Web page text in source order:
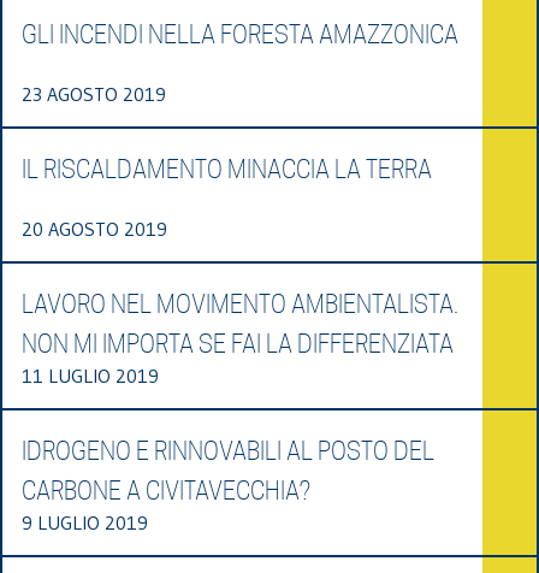
GLI INCENDI NELLA FORESTA AMAZZONICA
23 AGOSTO 2019
IL RISCALDAMENTO MINACCIA LA TERRA
20 AGOSTO 2019
LAVORO NEL MOVIMENTO AMBIENTALISTA.
NON MI IMPORTA SE FAI LA DIFFERENZIATA
11 LUGLIO 2019
IDROGENO E RINNOVABILI AL POSTO DEL
CARBONE A CIVITAVECCHIA?
9 LUGLIO 2019